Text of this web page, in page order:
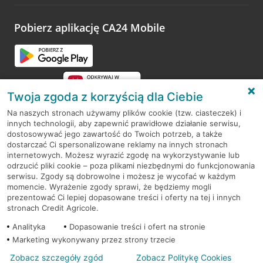
opinie.
Pobierz aplikację CA24 Mobile
RODO
Regulamin serwisu
Mapa serwisu
PolitykaCookies
© 2026 Credit Agricole Bank Polska S.A. Wszelkie prawa zastrzeżone
Twoja zgoda z korzyścią dla Ciebie
Na naszych stronach używamy plików cookie (tzw. ciasteczek) i
innych technologii, aby zapewnić prawidłowe działanie serwisu,
dostosowywać jego zawartość do Twoich potrzeb, a także
dostarczać Ci spersonalizowane reklamy na innych stronach
internetowych. Możesz wyrazić zgodę na wykorzystywanie lub
odrzucić pliki cookie – poza plikami niezbędnymi do funkcjonowania
serwisu. Zgody są dobrowolne i możesz je wycofać w każdym
momencie. Wyrażenie zgody sprawi, że będziemy mogli
prezentować Ci lepiej dopasowane treści i oferty na tej i innych
stronach Credit Agricole.
Analityka
Dopasowanie treści i ofert na stronie
Marketing wykonywany przez strony trzecie
Zobacz szczegóły zgód Zobacz Politykę Cookies